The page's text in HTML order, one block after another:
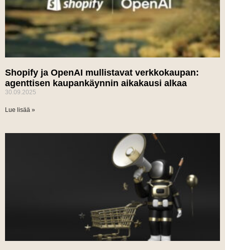
Shopify ja OpenAI mullistavat verkkokaupan:
agenttisen kaupankäynnin aikakausi alkaa
30.09.2025
Lue lisää »